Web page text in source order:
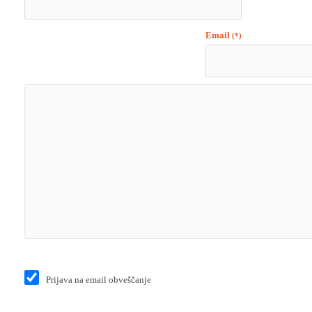
Email (*)
Prijava na email obveščanje